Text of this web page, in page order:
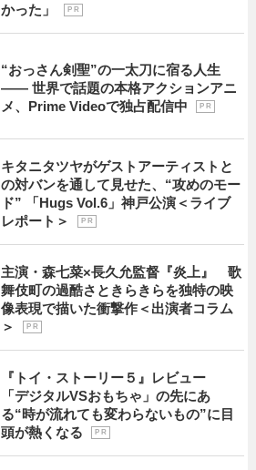
かった」
P R
“おっさん剣聖”の一太刀に宿る人生
―― 世界で話題の本格アクションアニ
メ、Prime Videoで独占配信中
P R
キタニタツヤがゲストアーティストと
の対バンを通して見せた、“攻めのモー
ド” 「Hugs Vol.6」神戸公演＜ライブ
レポート＞
P R
主演・森七菜×長久允監督『炎上』 歌
舞伎町の過酷さときらきらを独特の映
像表現で描いた衝撃作＜出演者コラム
＞
P R
『トイ・ストーリー５』レビュー
「デジタルVSおもちゃ」の先にあ
る“時が流れても変わらないもの”に目
頭が熱くなる
P R